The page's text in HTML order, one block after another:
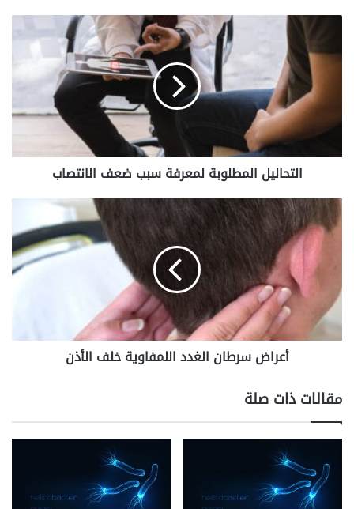
التحاليل
المطلوبة
لمعرفة
الانتصاب
التحاليل المطلوبة لمعرفة سبب ضعف الانتصاب
أعراض
سرطان
الغدد
اللمفاوية
الأذن
أعراض سرطان الغدد اللمفاوية خلف الأذن
مقالات ذات صلة